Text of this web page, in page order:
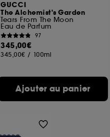
GUCCI
The Alchemist's Garden
Tears From The Moon
Eau de Parfum
97
345,00€
345,00€ / 100ml
Ajouter au panier